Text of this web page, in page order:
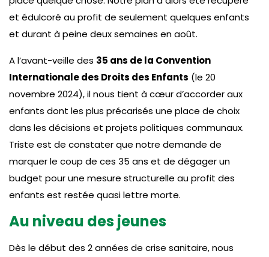
et édulcoré au profit de seulement quelques enfants
et durant à peine deux semaines en août.
A l’avant-veille des 35 ans de la Convention
Internationale des Droits des Enfants (le 20
novembre 2024), il nous tient à cœur d’accorder aux
enfants dont les plus précarisés une place de choix
dans les décisions et projets politiques communaux.
Triste est de constater que notre demande de
marquer le coup de ces 35 ans et de dégager un
budget pour une mesure structurelle au profit des
enfants est restée quasi lettre morte.
Au niveau des jeunes
Dès le début des 2 années de crise sanitaire, nous